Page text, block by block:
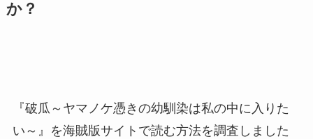
か？
『破瓜～ヤマノケ憑きの幼馴染は私の中に入りた
い～』を海賊版サイトで読む方法を調査しました